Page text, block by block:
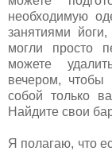
необходимую
занятиями
могли просто
можете
вечером, чтобы
собой только
Найдите свои
Я полагаю, что